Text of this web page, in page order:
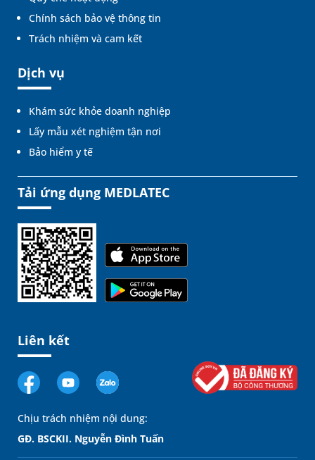
Chính sách bảo vệ thông tin
Trách nhiệm và cam kết
Dịch vụ
Khám sức khỏe doanh nghiệp
Lấy mẫu xét nghiệm tận nơi
Bảo hiểm y tế
Tải ứng dụng MEDLATEC
Liên kết
Chịu trách nhiệm nội dung:
GĐ. BSCKII. Nguyễn Đình Tuấn